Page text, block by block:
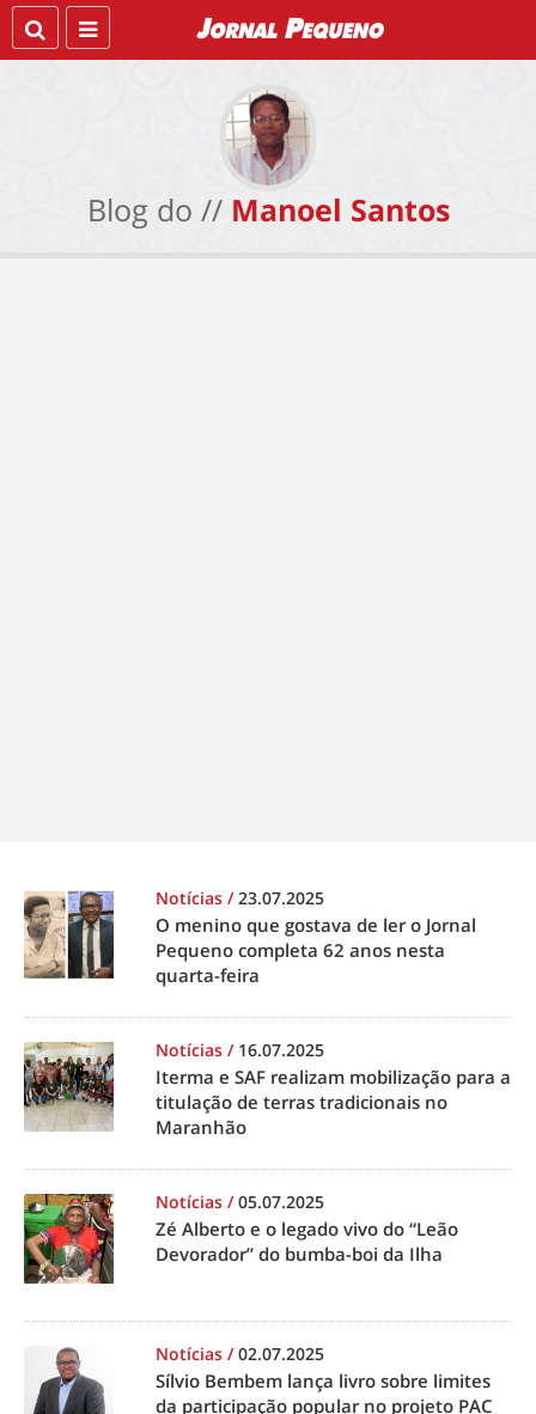
Blog do // Manoel Santos
Notícias /23.07.2025
O menino que gostava de ler o Jornal
Pequeno completa 62 anos nesta
quarta-feira
Notícias / 16.07.2025
Iterma e SAF realizam mobilização para a
titulação de terras tradicionais no
Maranhão
Notícias /05.07.2025
Zé Alberto e o legado vivo do “Leão
Devorador” do bumba-boi da Ilha
Notícias /02.07.2025
Sílvio Bembem lança livro sobre limites
da participação popular no projeto PAC